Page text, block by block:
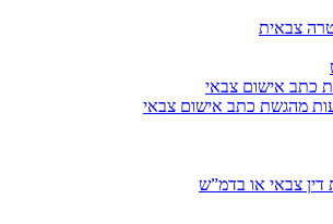
צבאית
כתב אישום צבאי
מהגשת כתב אישום צבאי
צבאי או בדמ”ש